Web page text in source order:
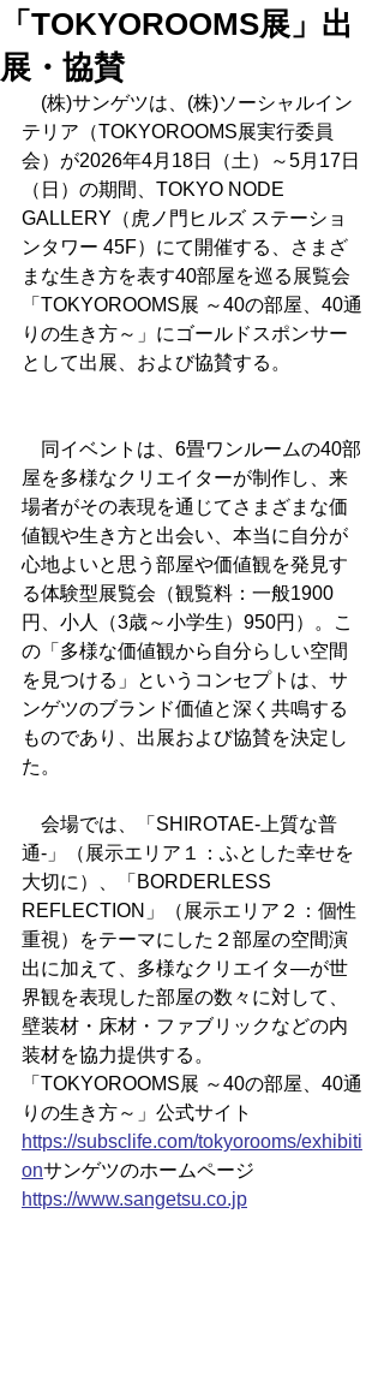
「TOKYOROOMS展」出
展・協賛
(株)サンゲツは、(株)ソーシャルイン
テリア（TOKYOROOMS展実行委員
会）が2026年4月18日（土）～5月17日
（日）の期間、TOKYO NODE
GALLERY（虎ノ門ヒルズ ステーショ
ンタワー 45F）にて開催する、さまざ
まな生き方を表す40部屋を巡る展覧会
「TOKYOROOMS展 ～40の部屋、40通
りの生き方～」にゴールドスポンサー
として出展、および協賛する。
同イベントは、6畳ワンルームの40部
屋を多様なクリエイターが制作し、来
場者がその表現を通じてさまざまな価
値観や生き方と出会い、本当に自分が
心地よいと思う部屋や価値観を発見す
る体験型展覧会（観覧料：一般1900
円、小人（3歳～小学生）950円）。こ
の「多様な価値観から自分らしい空間
を見つける」というコンセプトは、サ
ンゲツのブランド価値と深く共鳴する
ものであり、出展および協賛を決定し
た。
会場では、「SHIROTAE-上質な普
通-」（展示エリア１：ふとした幸せを
大切に）、「BORDERLESS
REFLECTION」（展示エリア２：個性
重視）をテーマにした２部屋の空間演
出に加えて、多様なクリエイタ―が世
界観を表現した部屋の数々に対して、
壁装材・床材・ファブリックなどの内
装材を協力提供する。
「TOKYOROOMS展 ～40の部屋、40通
りの生き方～」公式サイト
https://subsclife.com/tokyorooms/exhibiti
onサンゲツのホームページ
https://www.sangetsu.co.jp